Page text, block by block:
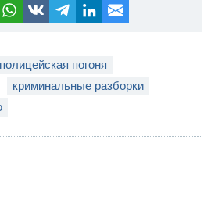
полицейская погоня
криминальные разборки